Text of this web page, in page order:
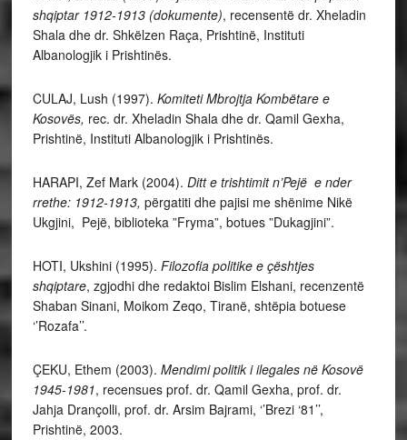
shqiptar 1912-1913 (dokumente), recensentë dr. Xheladin
Shala dhe dr. Shkëlzen Raça, Prishtinë, Instituti
Albanologjik i Prishtinës.
CULAJ, Lush (1997). Komiteti Mbrojtja Kombëtare e
Kosovës, rec. dr. Xheladin Shala dhe dr. Qamil Gexha,
Prishtinë, Instituti Albanologjik i Prishtinës.
HARAPI, Zef Mark (2004). Ditt e trishtimit n’Pejë e nder
rrethe: 1912-1913, përgatiti dhe pajisi me shënime Nikë
Ukgjini, Pejë, biblioteka ”Fryma”, botues ”Dukagjini”.
HOTI, Ukshini (1995). Filozofia politike e çështjes
shqiptare, zgjodhi dhe redaktoi Bislim Elshani, recenzentë
Shaban Sinani, Moikom Zeqo, Tiranë, shtëpia botuese
‘’Rozafa’’.
ÇEKU, Ethem (2003). Mendimi politik i ilegales në Kosovë
1945-1981, recensues prof. dr. Qamil Gexha, prof. dr.
Jahja Drançolli, prof. dr. Arsim Bajrami, ‘’Brezi ‘81’’,
Prishtinë, 2003.